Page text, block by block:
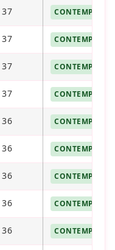
37 CONTEMPLADO
37 CONTEMPLADO
37 CONTEMPLADO
37 CONTEMPLADO
36 CONTEMPLADO
36 CONTEMPLADO
36 CONTEMPLADO
36 CONTEMPLADO
36 CONTEMPLADO